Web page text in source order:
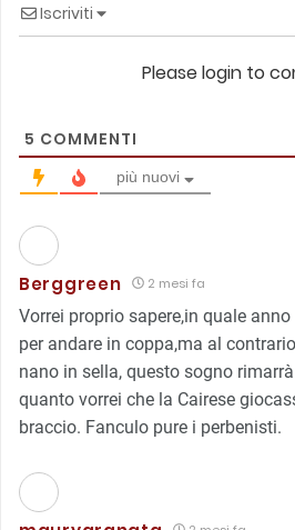
Iscriviti
Please login to
5 COMMENTI
più nuovi
Berggreen 2 mesi fa
Vorrei proprio sapere,in quale
per andare in coppa,ma al
nano in sella, questo sogno
quanto vorrei che la Cairese
braccio. Fanculo pure i perbenisti.